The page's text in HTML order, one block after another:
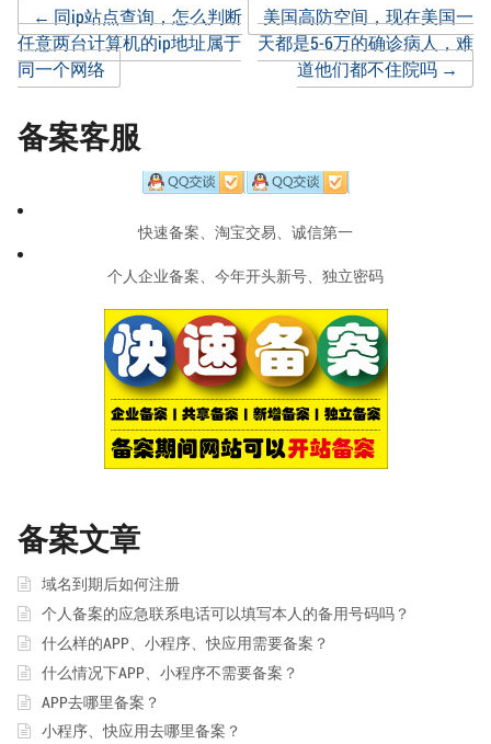
Post
navigation
← 同ip站点查询，怎么判断
任意两台计算机的ip地址属于
同一个网络
美国高防空间，现在美国一
天都是5-6万的确诊病人，难
道他们都不住院吗→
备案客服
快速备案、淘宝交易、诚信第一
个人企业备案、今年开头新号、独立密码
备案文章
域名到期后如何注册
个人备案的应急联系电话可以填写本人的备用号码吗？
什么样的APP、小程序、快应用需要备案？
什么情况下APP、小程序不需要备案？
APP去哪里备案？
小程序、快应用去哪里备案？